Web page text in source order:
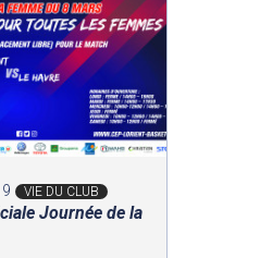
VIE DU CLUB
Journée de la